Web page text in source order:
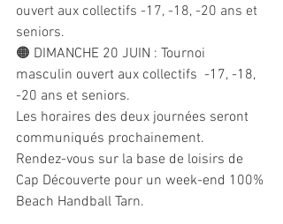
ouvert aux collectifs -17, -18, -20 ans et
seniors.
🟠 DIMANCHE 20 JUIN : Tournoi
masculin ouvert aux collectifs  -17, -18,
-20 ans et seniors.
Les horaires des deux journées seront
communiqués prochainement.
Rendez-vous sur la base de loisirs de
Cap Découverte pour un week-end 100%
Beach Handball Tarn.